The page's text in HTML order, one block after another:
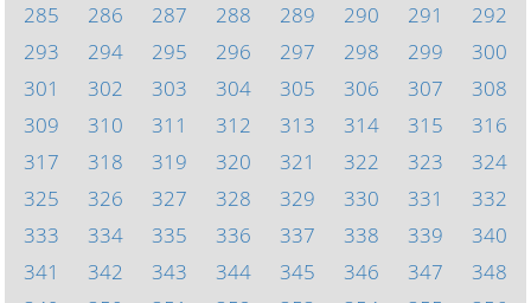
285
286 287 288 289 290 291
292
293
294 295 296 297 298 299
300
301
302 303 304 305 306 307
308
309
310 311 312 313 314 315
316
317
318 319 320 321 322 323
324
325
326 327 328 329 330 331
332
333
334 335 336 337 338 339
340
341
342 343 344 345 346 347
348